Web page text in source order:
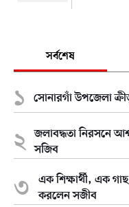
সর্বশেষ
সোনারগাঁ উপজেলা
জলাবদ্ধতা নিরসনে
সজিব
এক শিক্ষার্থী, এক
করলেন সজীব